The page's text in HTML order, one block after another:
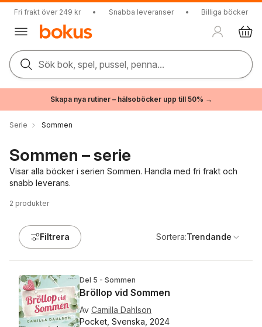
Fri frakt över 249 kr • Snabba leveranser • Billiga böcker
Sök bok, spel, pussel, penna...
Skapa nya rutiner – hälsoböcker upp till 50% →
Serie Sommen
Sommen – serie
Visar alla böcker i serien Sommen. Handla med fri frakt och
snabb leverans.
2 produkter
Filtrera Sortera:Trendande
Del 5 - Sommen
Bröllop vid Sommen
Av Camilla Dahlson
Pocket, Svenska, 2024